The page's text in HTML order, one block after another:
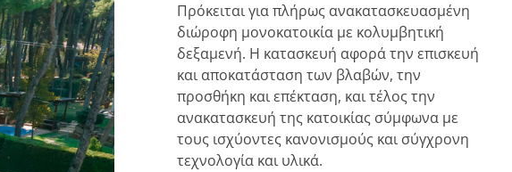
Πρόκειται για πλήρως ανακατασκευασμένη
διώροφη μονοκατοικία με κολυμβητική
δεξαμενή. Η κατασκευή αφορά την επισκευή
και αποκατάσταση των βλαβών, την
προσθήκη και επέκταση, και τέλος την
ανακατασκευή της κατοικίας σύμφωνα με
τους ισχύοντες κανονισμούς και σύγχρονη
τεχνολογία και υλικά.